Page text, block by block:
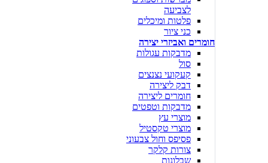
לצביעה
פלטות ומיכלים
כני ציור
חומרים ואביזרי יצירה
מדבקות עגולות
סול
קעקועי נצנצים
דבק ליצירה
חומרים ליצירה
מדבקות וטפטים
מוצרי עץ
מוצרי טקסטיל
פסיפס וחול צבעוני
צורות קלקר
שבלונות